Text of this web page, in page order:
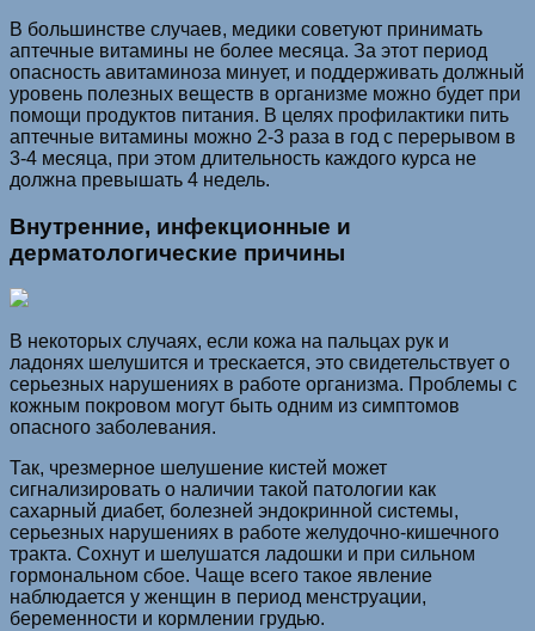
В большинстве случаев, медики советуют принимать
аптечные витамины не более месяца. За этот период
опасность авитаминоза минует, и поддерживать должный
уровень полезных веществ в организме можно будет при
помощи продуктов питания. В целях профилактики пить
аптечные витамины можно 2-3 раза в год с перерывом в
3-4 месяца, при этом длительность каждого курса не
должна превышать 4 недель.
Внутренние, инфекционные и
дерматологические причины
В некоторых случаях, если кожа на пальцах рук и
ладонях шелушится и трескается, это свидетельствует о
серьезных нарушениях в работе организма. Проблемы с
кожным покровом могут быть одним из симптомов
опасного заболевания.
Так, чрезмерное шелушение кистей может
сигнализировать о наличии такой патологии как
сахарный диабет, болезней эндокринной системы,
серьезных нарушениях в работе желудочно-кишечного
тракта. Сохнут и шелушатся ладошки и при сильном
гормональном сбое. Чаще всего такое явление
наблюдается у женщин в период менструации,
беременности и кормлении грудью.